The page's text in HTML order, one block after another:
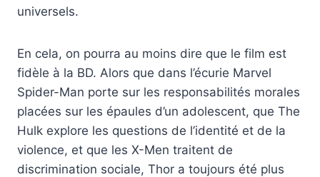
universels.
En cela, on pourra au moins dire que le film est
fidèle à la BD. Alors que dans l’écurie Marvel
Spider-Man porte sur les responsabilités morales
placées sur les épaules d’un adolescent, que The
Hulk explore les questions de l’identité et de la
violence, et que les X-Men traitent de
discrimination sociale, Thor a toujours été plus